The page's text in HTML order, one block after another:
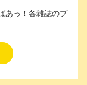
あっ！各雑誌のプ